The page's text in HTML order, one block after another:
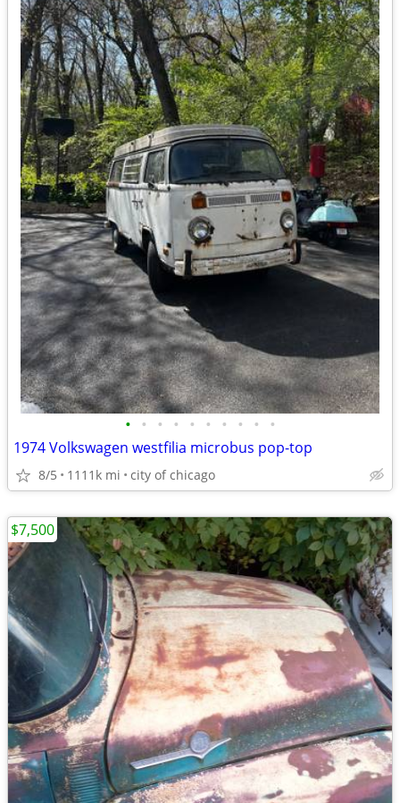
• • • • • • • • • •
1974 Volkswagen westfilia microbus pop-top
8/5 1111k mi city of chicago
$7,500